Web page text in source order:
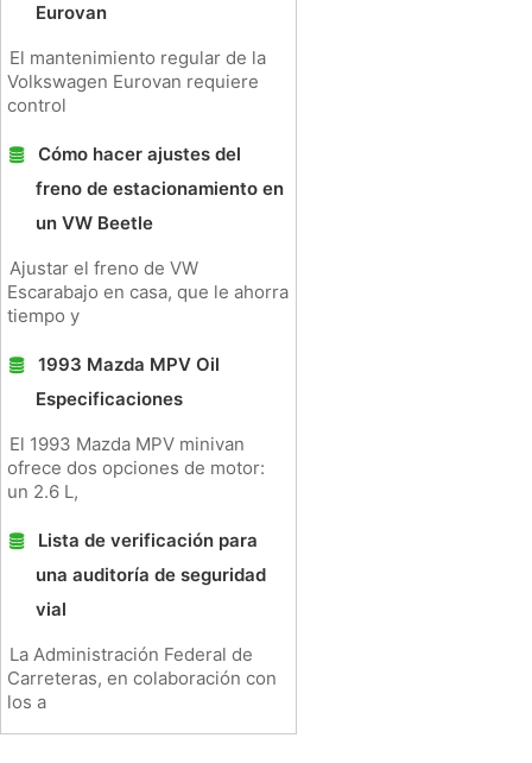
Eurovan
El mantenimiento regular de la
Volkswagen Eurovan requiere
control
Cómo hacer ajustes del
freno de estacionamiento en
un VW Beetle
Ajustar el freno de VW
Escarabajo en casa, que le ahorra
tiempo y
1993 Mazda MPV Oil
Especificaciones
El 1993 Mazda MPV minivan
ofrece dos opciones de motor:
un 2.6 L,
Lista de verificación para
una auditoría de seguridad
vial
La Administración Federal de
Carreteras, en colaboración con
los a